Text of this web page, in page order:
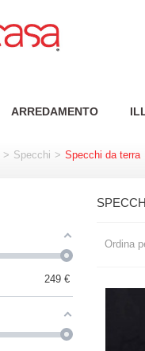
ARREDAMENTO
> Specchi > Specchi da terra
249 €
Ordina